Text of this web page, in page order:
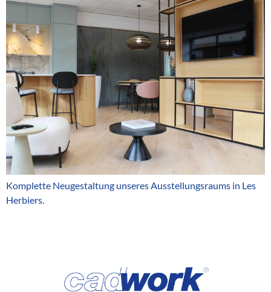
Komplette Neugestaltung unseres Ausstellungsraums in Les
Herbiers.